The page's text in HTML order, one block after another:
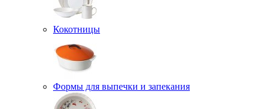
Кокотницы
Формы для выпечки и запекания